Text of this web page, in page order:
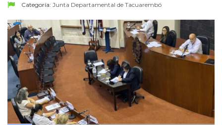
Categoría: Junta Departamental de Tacuarembó